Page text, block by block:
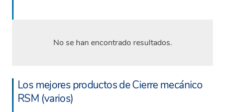
No se han encontrado resultados.
Los mejores productos de Cierre mecánico
RSM (varios)